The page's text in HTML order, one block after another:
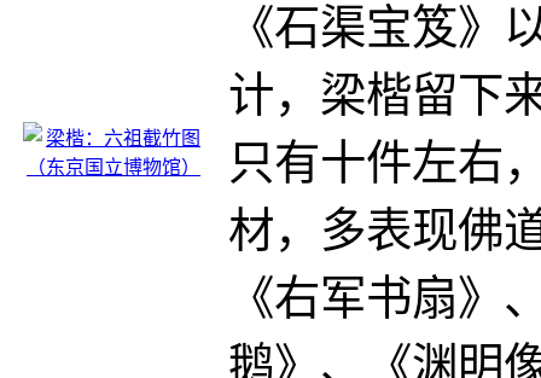
《石渠宝笈》
计，梁楷留下
只有十件左右
材，多表现佛
《右军书扇》
鹅》、《渊明